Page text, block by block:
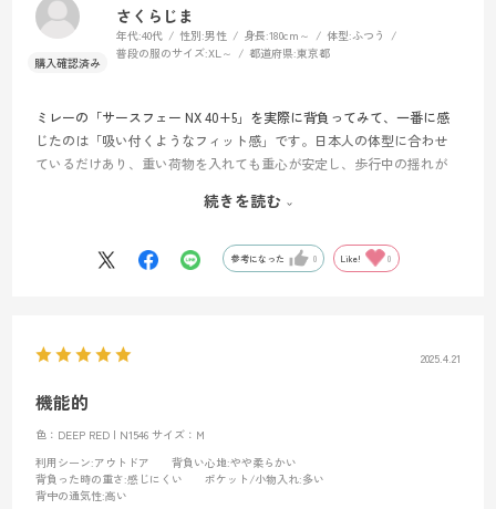
さくらじま
年代:40代 性別:男性 身長:180cm～ 体型:ふつう
普段の服のサイズ:XL～ 都道府県:東京都
ミレーの「サースフェー NX 40+5」を実際に背負ってみて、一番に感
じたのは「吸い付くようなフィット感」です。日本人の体型に合わせ
ているだけあり、重い荷物を入れても重心が安定し、歩行中の揺れが
特に気に入ったのは、背面の調整がとても簡単な点です。休憩中に少
なりにくいのが助かります。メイン収納がガバッと大きく開くので、
にしてくれる頼もしい相棒です。
続きを読む
参考になった 0 Like! 0
2025.4.21
機能的
色：DEEP RED | N1546 サイズ：M
利用シーン:アウトドア 背負い心地:やや柔らかい
背負った時の重さ:感じにくい ポケット/小物入れ:多い
背中の通気性:高い